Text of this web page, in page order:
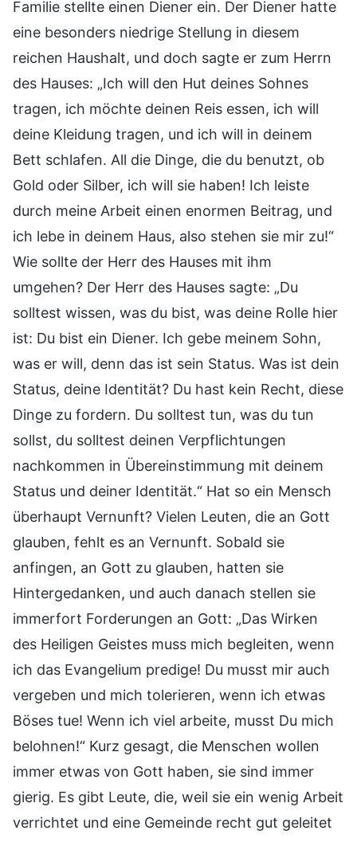
Familie stellte einen Diener ein. Der Diener hatte
eine besonders niedrige Stellung in diesem
reichen Haushalt, und doch sagte er zum Herrn
des Hauses: „Ich will den Hut deines Sohnes
tragen, ich möchte deinen Reis essen, ich will
deine Kleidung tragen, und ich will in deinem
Bett schlafen. All die Dinge, die du benutzt, ob
Gold oder Silber, ich will sie haben! Ich leiste
durch meine Arbeit einen enormen Beitrag, und
ich lebe in deinem Haus, also stehen sie mir zu!“
Wie sollte der Herr des Hauses mit ihm
umgehen? Der Herr des Hauses sagte: „Du
solltest wissen, was du bist, was deine Rolle hier
ist: Du bist ein Diener. Ich gebe meinem Sohn,
was er will, denn das ist sein Status. Was ist dein
Status, deine Identität? Du hast kein Recht, diese
Dinge zu fordern. Du solltest tun, was du tun
sollst, du solltest deinen Verpflichtungen
nachkommen in Übereinstimmung mit deinem
Status und deiner Identität.“ Hat so ein Mensch
überhaupt Vernunft? Vielen Leuten, die an Gott
glauben, fehlt es an Vernunft. Sobald sie
anfingen, an Gott zu glauben, hatten sie
Hintergedanken, und auch danach stellen sie
immerfort Forderungen an Gott: „Das Wirken
des Heiligen Geistes muss mich begleiten, wenn
ich das Evangelium predige! Du musst mir auch
vergeben und mich tolerieren, wenn ich etwas
Böses tue! Wenn ich viel arbeite, musst Du mich
belohnen!“ Kurz gesagt, die Menschen wollen
immer etwas von Gott haben, sie sind immer
gierig. Es gibt Leute, die, weil sie ein wenig Arbeit
verrichtet und eine Gemeinde recht gut geleitet